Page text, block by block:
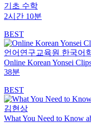
기초 수학
2시간 10분
BEST
언어연구교육원 한국어
Online Korean Yonsei
38분
BEST
김현상
What You Need to Know